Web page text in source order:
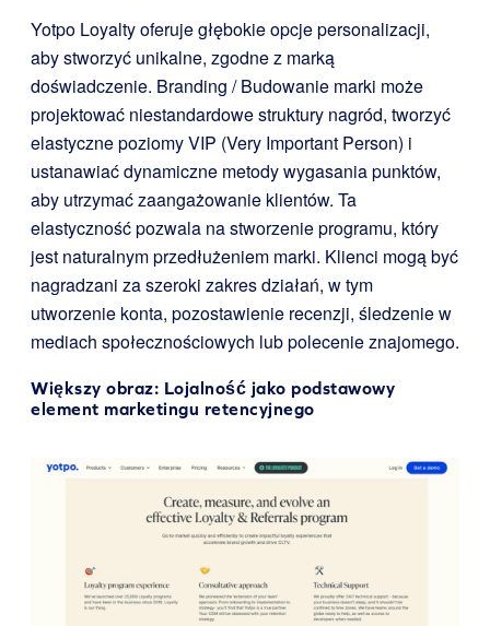
Yotpo Loyalty oferuje głębokie opcje personalizacji,
aby stworzyć unikalne, zgodne z marką
doświadczenie. Branding / Budowanie marki może
projektować niestandardowe struktury nagród, tworzyć
elastyczne poziomy VIP (Very Important Person) i
ustanawiać dynamiczne metody wygasania punktów,
aby utrzymać zaangażowanie klientów. Ta
elastyczność pozwala na stworzenie programu, który
jest naturalnym przedłużeniem marki. Klienci mogą być
nagradzani za szeroki zakres działań, w tym
utworzenie konta, pozostawienie recenzji, śledzenie w
mediach społecznościowych lub polecenie znajomego.
Większy obraz: Lojalność jako podstawowy
element marketingu retencyjnego